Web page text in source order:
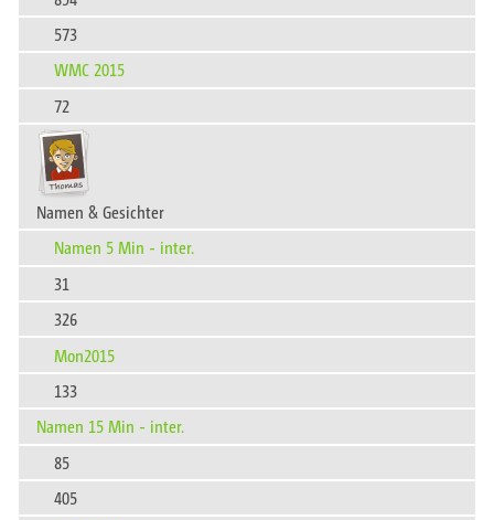
573
WMC 2015
72
Namen & Gesichter
Namen 5 Min - inter.
31
326
Mon2015
133
Namen 15 Min - inter.
85
405